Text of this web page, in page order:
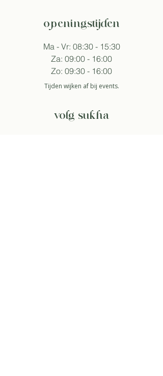
openingstijden
Ma - Vr: 08:30 - 15:30
Za: 09:00 - 16:00
Zo: 09:30 - 16:00
Tijden wijken af bij events.
volg sukha